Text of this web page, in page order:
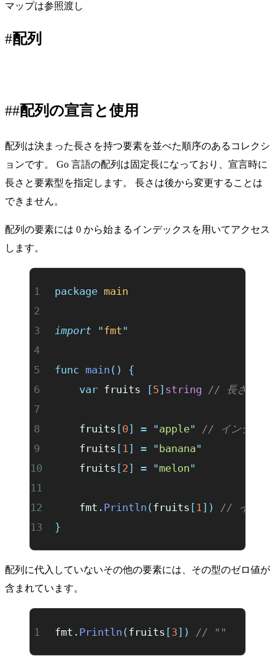
マップは参照渡し
配列
配列の宣言と使用
配列は決まった長さを持つ要素を並べた順序のあるコレクシ
ョンです。 Go 言語の配列は固定長になっており、宣言時に
長さと要素型を指定します。 長さは後から変更することは
できません。
配列の要素には 0 から始まるインデックスを用いてアクセス
します。
package main
import "fmt"
func main ()
{
	var
fruits [5] string // 長さが5
	fruits
[0] = "apple" // インデック
	fruits
[ 1] = " banana"
	fruits
[2] = "melon"
	fmt
. Println (fruits [ 1])
// インデ
}
配列に代入していないその他の要素には、その型のゼロ値が
含まれています。
fmt . Println (fruits [3]) // ""